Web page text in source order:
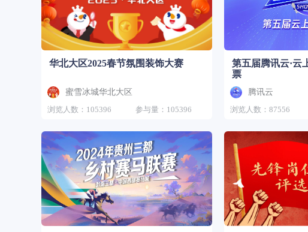
华北大区2025春节氛围装饰大赛
蜜雪冰城华北大区
浏览人数：105396
参与量：105396
第五届腾讯云·云
票
腾讯云
浏览人数：87556